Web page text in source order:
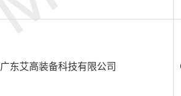
广东艾高装备科技有限公司